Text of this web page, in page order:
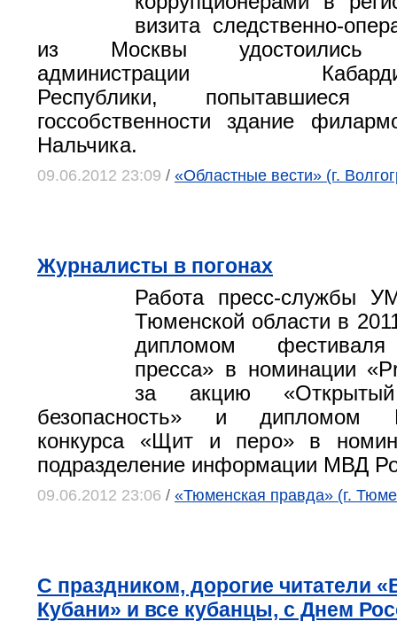
визита следственно-
из Москвы удостоились
администрации
Республики,
госсобственности здание
Нальчика.
09.06.2012 23:09 / «Областные вести» (г.
Журналисты в погонах
Работа пресс-службы
Тюменской области в
дипломом
пресса» в номинации
за акцию
безопасность» и дипломом
конкурса «Щит и перо» в
подразделение информации МВД
09.06.2012 23:06 / «Тюменская правда» (г.
С праздником, дорогие читатели
Кубани» и все кубанцы, с Днем